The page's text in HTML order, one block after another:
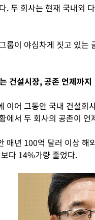
. 두 회사는 현재 국내외
룹이 야심차게 짓고 있는
건설시장, 공존 언제까지
이어 그동안 국내 건설회
에서 두 회사의 공존이
매년 100억 달러 이상 해
다 14%가량 줄었다.